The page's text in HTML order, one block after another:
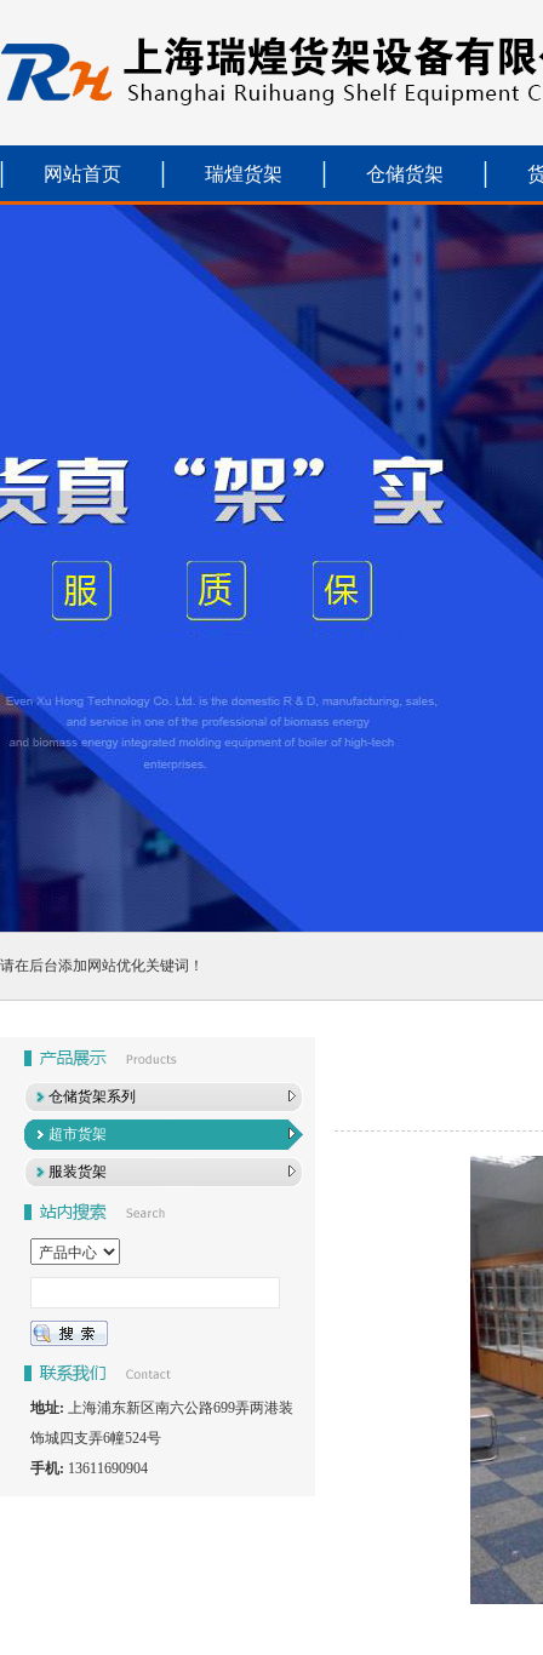
网站首页 瑞煌货架 仓储货架
请在后台添加网站优化关键词！
仓储货架系列
超市货架
服装货架
地址: 上海浦东新区南六公路699弄两港装
饰城四支弄6幢524号
手机: 13611690904